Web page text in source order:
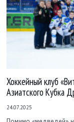
Хоккейный клуб
Азиатского Кубка
24.07.2025